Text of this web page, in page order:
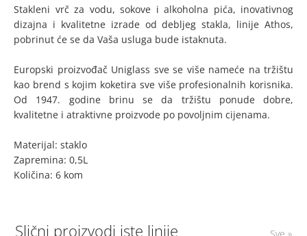
Stakleni vrč za vodu, sokove i alkoholna pića, inovativnog
dizajna i kvalitetne izrade od debljeg stakla, linije Athos,
pobrinut će se da Vaša usluga bude istaknuta.
Europski proizvođač Uniglass sve se više nameće na tržištu
kao brend s kojim koketira sve više profesionalnih korisnika.
Od 1947. godine brinu se da tržištu ponude dobre,
kvalitetne i atraktivne proizvode po povoljnim cijenama.
Materijal: staklo
Zapremina: 0,5L
Količina: 6 kom
Slični proizvodi iste linije